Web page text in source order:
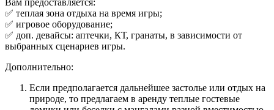
Вам предоставляется:
✅ теплая зона отдыха на время игры;
✅ игровое оборудование;
✅ доп. девайсы: аптечки, КТ, гранаты, в зависимости от
выбранных сценариев игры.
Дополнительно:
Если предполагается дальнейшее застолье или отдых на
природе, то предлагаем в аренду теплые гостевые